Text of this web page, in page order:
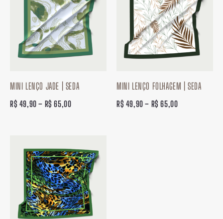
MINI LENÇO JADE | SEDA
R$ 49,90 – R$ 65,00
R$ 49,90
através
R$ 65,00
MINI LENÇO FOLHAGEM | SEDA
R$ 49,90 – R$ 65,00
R$ 49,90
através
R$ 65,00
de
preço:
R$ 49,90
através
R$ 65,00